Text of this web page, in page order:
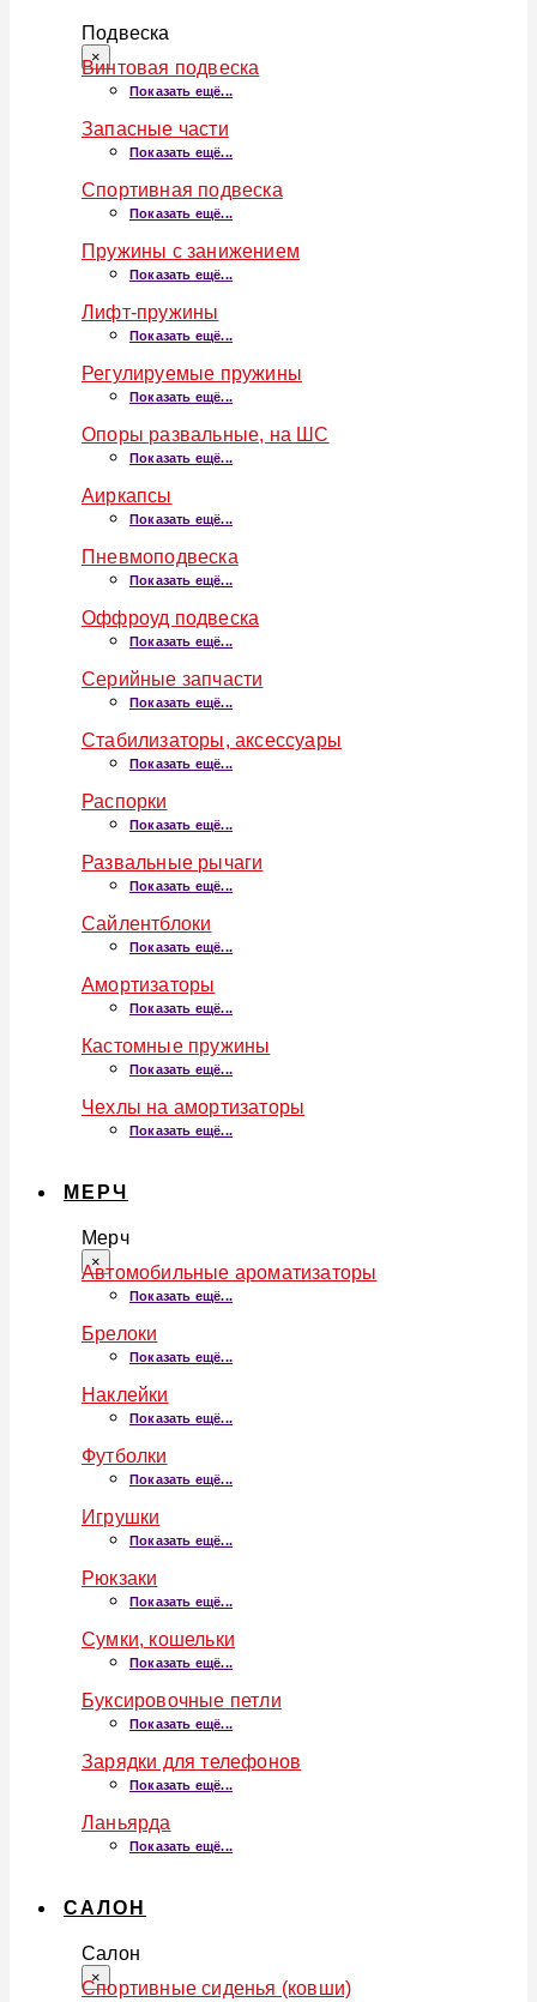
Подвеска
×
Винтовая подвеска
Показать ещё...
Запасные части
Показать ещё...
Спортивная подвеска
Показать ещё...
Пружины с занижением
Показать ещё...
Лифт-пружины
Показать ещё...
Регулируемые пружины
Показать ещё...
Опоры развальные, на ШС
Показать ещё...
Аиркапсы
Показать ещё...
Пневмоподвеска
Показать ещё...
Оффроуд подвеска
Показать ещё...
Серийные запчасти
Показать ещё...
Стабилизаторы, аксессуары
Показать ещё...
Распорки
Показать ещё...
Развальные рычаги
Показать ещё...
Сайлентблоки
Показать ещё...
Амортизаторы
Показать ещё...
Кастомные пружины
Показать ещё...
Чехлы на амортизаторы
Показать ещё...
МЕРЧ
Мерч
×
Автомобильные ароматизаторы
Показать ещё...
Брелоки
Показать ещё...
Наклейки
Показать ещё...
Футболки
Показать ещё...
Игрушки
Показать ещё...
Рюкзаки
Показать ещё...
Сумки, кошельки
Показать ещё...
Буксировочные петли
Показать ещё...
Зарядки для телефонов
Показать ещё...
Ланьярда
Показать ещё...
САЛОН
Салон
×
Спортивные сиденья (ковши)